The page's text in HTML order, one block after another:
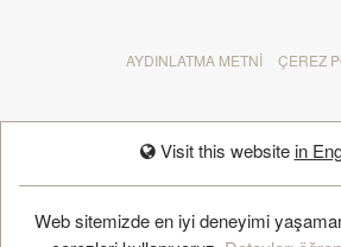
AYDINLATMA METNI ÇEREZ
Visit this website in
Web sitemizde en iyi deneyimi